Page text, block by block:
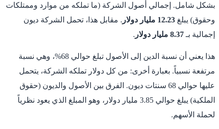
بشكل شامل. إجمالي أصول الشركة (ما تملكه من موارد وممتلكات
وحقوق) يبلغ 12.23 مليار دولار
. مقابل هذا، تحمل الشركة ديون
إجمالية بـ8.37 مليار دولار .
هذا يعني أن نسبة الدين إلى الأصول تبلغ حوالي 68%، وهي نسبة
مرتفعة نسبياً. بعبارة أخرى: من كل دولار تملكه الشركة، يتحمل
عليها حوالي 68 سنتات ديون. الفرق بين الأصول والديون (حقوق
الملكية) يبلغ حوالي 3.85 مليار دولار، وهو المبلغ الذي يعود نظرياً
لحملة الأسهم.